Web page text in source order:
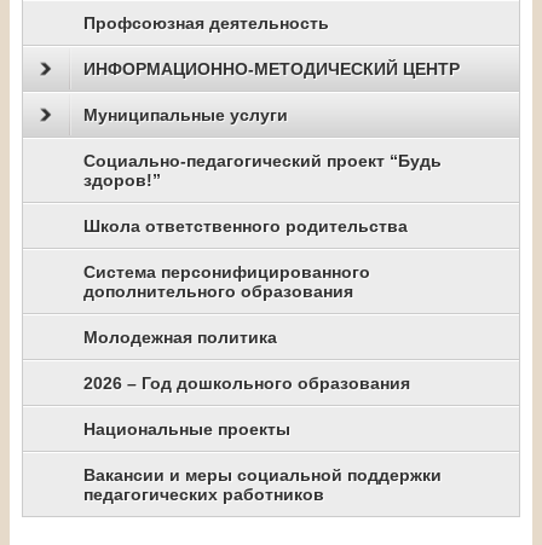
Профсоюзная деятельность
ИНФОРМАЦИОННО-МЕТОДИЧЕСКИЙ ЦЕНТР
Муниципальные услуги
Социально-педагогический проект “Будь
здоров!”
Школа ответственного родительства
Система персонифицированного
дополнительного образования
Молодежная политика
2026 – Год дошкольного образования
Национальные проекты
Вакансии и меры социальной поддержки
педагогических работников